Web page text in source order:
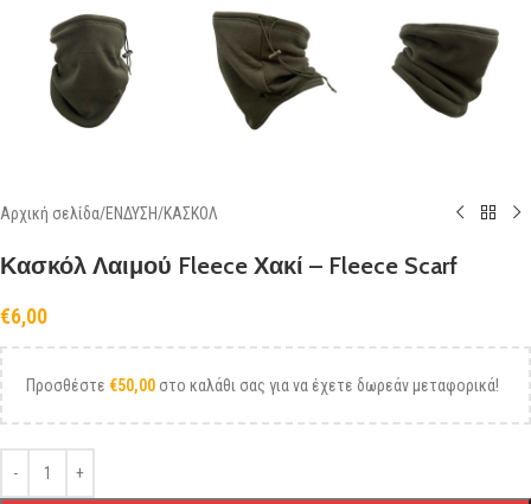
Αρχική σελίδα/ΕΝΔΥΣΗ/ΚΑΣΚΟΛ
Κασκόλ Λαιμού Fleece Χακί – Fleece Scarf
€6,00
Προσθέστε €50,00 στο καλάθι σας για να έχετε δωρεάν μεταφορικά!